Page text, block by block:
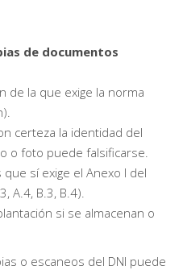
de documentos
de la que exige la norma
certeza la identidad del
o foto puede falsificarse.
sí exige el Anexo I del
A.4, B.3, B.4).
si se almacenan o
o escaneos del DNI puede